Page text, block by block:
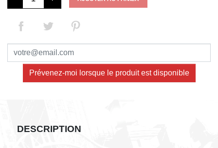
Prévenez-moi lorsque le produit est disponible
DESCRIPTION